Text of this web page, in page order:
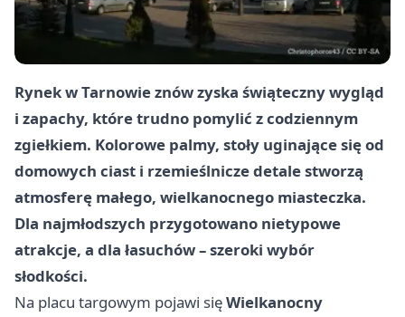
Rynek w Tarnowie znów zyska świąteczny wygląd
i zapachy, które trudno pomylić z codziennym
zgiełkiem. Kolorowe palmy, stoły uginające się od
domowych ciast i rzemieślnicze detale stworzą
atmosferę małego, wielkanocnego miasteczka.
Dla najmłodszych przygotowano nietypowe
atrakcje, a dla łasuchów – szeroki wybór
słodkości.
Na placu targowym pojawi sięWielkanocny